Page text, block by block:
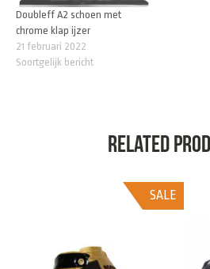
Doubleff A2 schoen met
chrome klap ijzer
21 februari 2022
Soortgelijk bericht
Related
SALE